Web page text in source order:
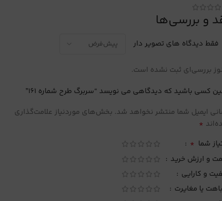
و بررسی‌ها
فقط دیدگاه های تصویر دار
بررسی‌ای ثبت نشده است.
کسی باشید که دیدگاهی می نویسد “سربرگ طرح شماره 161”
ایمیل شما منتشر نخواهد شد. بخش‌های موردنیاز علامت‌گذاری
*
شما *
و ارزش خرید
و کارایی
یا مغایرت